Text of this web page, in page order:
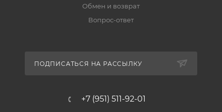
Обмен и возврат
Вопрос-ответ
ПОДПИСАТЬСЯ НА РАССЫЛКУ
+7 (951) 511-92-01